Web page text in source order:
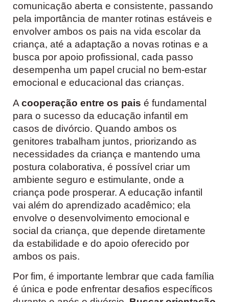
comunicação aberta e consistente, passando
pela importância de manter rotinas estáveis e
envolver ambos os pais na vida escolar da
criança, até a adaptação a novas rotinas e a
busca por apoio profissional, cada passo
desempenha um papel crucial no bem-estar
emocional e educacional das crianças.
A cooperação entre os pais é fundamental
para o sucesso da educação infantil em
casos de divórcio. Quando ambos os
genitores trabalham juntos, priorizando as
necessidades da criança e mantendo uma
postura colaborativa, é possível criar um
ambiente seguro e estimulante, onde a
criança pode prosperar. A educação infantil
vai além do aprendizado acadêmico; ela
envolve o desenvolvimento emocional e
social da criança, que depende diretamente
da estabilidade e do apoio oferecido por
ambos os pais.
Por fim, é importante lembrar que cada família
é única e pode enfrentar desafios específicos